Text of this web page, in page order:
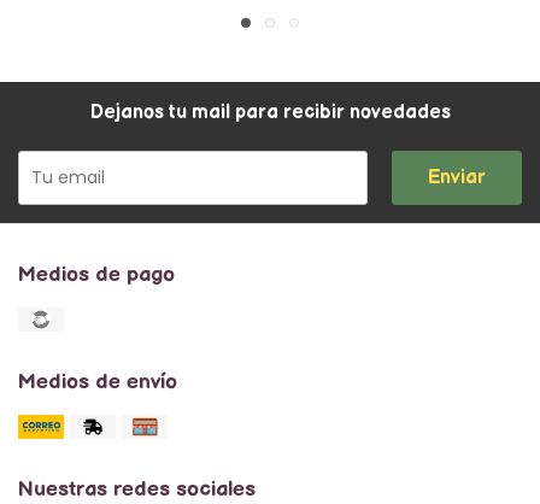
Dejanos tu mail para recibir novedades
Enviar
Medios de pago
Medios de envío
Nuestras redes sociales